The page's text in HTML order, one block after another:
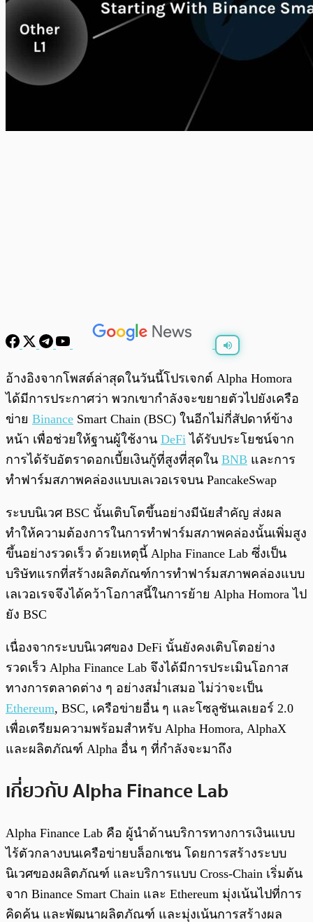
พร้อมเล่น
อ้างอิงจากโพสต์ล่าสุดในวันนี้โปรเจกต์ Alpha Homora
ได้มีการประกาศว่า พวกเขากำลังจะขยายตัวไปยังเครือ
ข่าย Binance Smart Chain (BSC) ในอีกไม่กี่สัปดาห์ข้าง
หน้า เพื่อช่วยให้ฐานผู้ใช้งาน DeFi ได้รับประโยชน์จาก
การได้รับอัตราดอกเบี้ยเงินกู้ที่สูงที่สุดใน BNB และการ
ทำฟาร์มสภาพคล่องแบบเลเวอเรจบน PancakeSwap
ระบบนิเวศ BSC นั้นเติบโตขึ้นอย่างมีนัยสำคัญ ส่งผล
ทำให้ความต้องการในการทำฟาร์มสภาพคล่องนั้นเพิ่มสูง
ขึ้นอย่างรวดเร็ว ด้วยเหตุนี้ Alpha Finance Lab ซึ่งเป็น
บริษัทแรกที่สร้างผลิตภัณฑ์การทำฟาร์มสภาพคล่องแบบ
เลเวอเรจจึงได้คว้าโอกาสนี้ในการย้าย Alpha Homora ไป
ยัง BSC
เนื่องจากระบบนิเวศของ DeFi นั้นยังคงเติบโตอย่าง
รวดเร็ว Alpha Finance Lab จึงได้มีการประเมินโอกาส
ทางการตลาดต่าง ๆ อย่างสม่ำเสมอ ไม่ว่าจะเป็น
Ethereum, BSC, เครือข่ายอื่น ๆ และโซลูชันเลเยอร์ 2.0
เพื่อเตรียมความพร้อมสำหรับ Alpha Homora, AlphaX
และผลิตภัณฑ์ Alpha อื่น ๆ ที่กำลังจะมาถึง
เกี่ยวกับ Alpha Finance Lab
Alpha Finance Lab คือ ผู้นำด้านบริการทางการเงินแบบ
ไร้ตัวกลางบนเครือข่ายบล็อกเชน โดยการสร้างระบบ
นิเวศของผลิตภัณฑ์ และบริการแบบ Cross-Chain เริ่มต้น
จาก Binance Smart Chain และ Ethereum มุ่งเน้นไปที่การ
คิดค้น และพัฒนาผลิตภัณฑ์ และมุ่งเน้นการสร้างผล